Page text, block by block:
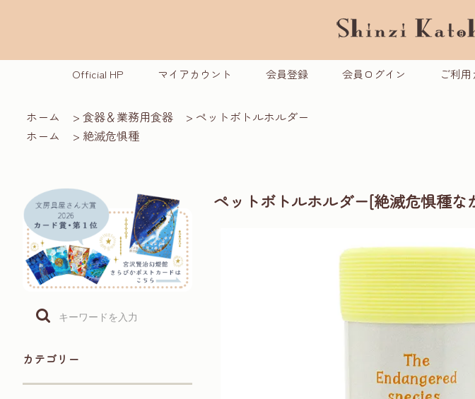
Official HP マイアカウント 会員登録 会員ログイン ご利
ホーム > 食器＆業務用食器 > ペットボトルホルダー
ホーム
> 絶滅危惧種
カテゴリー
ペットボトルホルダー[絶滅危惧種な